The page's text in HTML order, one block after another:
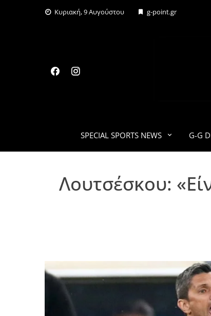
Κυριακή, 9 Αυγούστου g-point.gr
SPECIAL SPORTS NEWS G-G
Λουτσέσκου: